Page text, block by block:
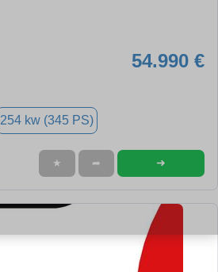
54.990 €
254 kw (345 PS)
★ ➦ ➜